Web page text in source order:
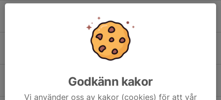
0
Pepes cup 12/6-14/6
0
Vattenflaskor
5 maj, 18:50 0
Godkänn kakor
Vi använder oss av kakor (cookies) för att vår